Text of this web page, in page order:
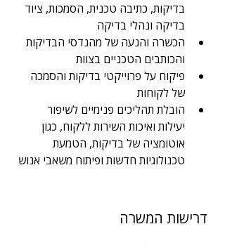
בדיקות, כתיבה טכנית, הסמכות, ציוד
בדיקה ונהלי בדיקה
הכשרה והנעה של מהנדסי הבדיקות
והכותבים הטכניים בצוות
פיקוח על פרוייקטי בדיקות והסמכה
של לקוחות
הובלת תהליכים פנימיים לשיפור
יעילות ואיכות השירות ללקוח, כגון
אוטומציה של בדיקות, הטמעת
טכנולוגיות חדשות ופיתוח משאבי אנוש
דרישות המשרה